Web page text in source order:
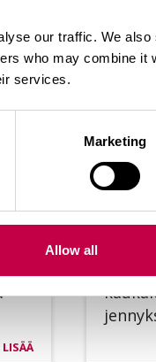
our traffic. We also
who may combine it
services.
Marketing
Allow all
rin ja